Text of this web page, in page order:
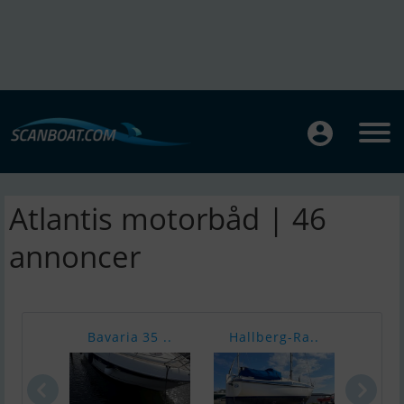
Atlantis motorbåd | 46
annoncer
Bavaria 35 .. Hallberg-Ra..